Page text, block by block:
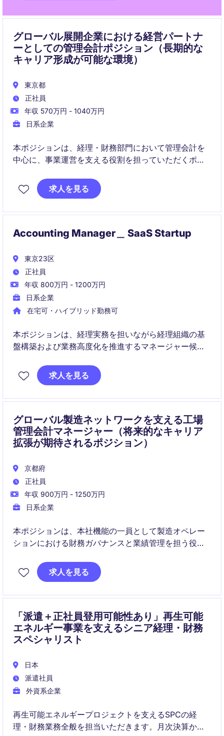
グローバル展開企業における経営パートナ
ーとしての管理会計ポジション（長期的な
キャリア形成が可能な環境）
東京都
正社員
年収 570万円 - 1040万円
日系企業
本ポジションは、経理・財務部門において管理会計を
中心に、事業運営を支える役割を担っていただくポジ
な観点から事業成長に貢献することが期待されます。
将来的には複数領域での経験を通じ、経理財務のプロ
求人を見る
Accounting Manager＿ SaaS Startup
東京23区
正社員
年収 800万円 - 1200万円
日系企業
在宅可・ハイブリッド勤務可
本ポジションは、経理実務を担いながら経理組織の基
盤構築および業務高度化を推進するマネージャー候補
応・業務改善を通じて事業成長を支えていただきま
す。
求人を見る
グローバル製造ネットワークを支える工場
管理会計マネージャー（将来的なキャリア
拡張が期待されるポジション）
京都府
正社員
年収 900万円 - 1250万円
日系企業
本ポジションは、本社機能の一員として製造オペレー
ションにおける財務ガバナンスと業績管理を担う役割
ら、原価管理や予算策定、業績分析を推進し、経営意
思決定を支援します。事業戦略と密接に関わる点が特
求人を見る
「派遣＋正社員登用可能性あり」再生可能
エネルギー事業を支えるシニア経理・財務
スペシャリスト
日本
派遣社員
外資系企業
再生可能エネルギープロジェクトを支えるSPCの経
理・財務業務全般を担当いただきます。月次決算から